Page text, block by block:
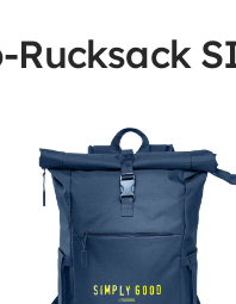
Rucksack